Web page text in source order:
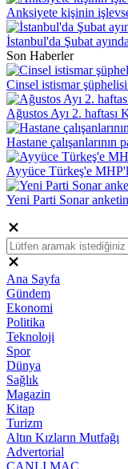
Anksiyete kişinin
İstanbul'da Şubat
Son Haberler
Cinsel istismar
Ağustos Ayı 2. haftası
Hastane çalışanlarının
Ayyüce Türkeş'e MHP'li
Yeni Parti Sonar
Ana Sayfa
Gündem
Ekonomi
Politika
Teknoloji
Spor
Dünya
Sağlık
Magazin
Kitap
Turizm
Altın Kızların Mutfağı
Advertorial
CANLI MAÇ